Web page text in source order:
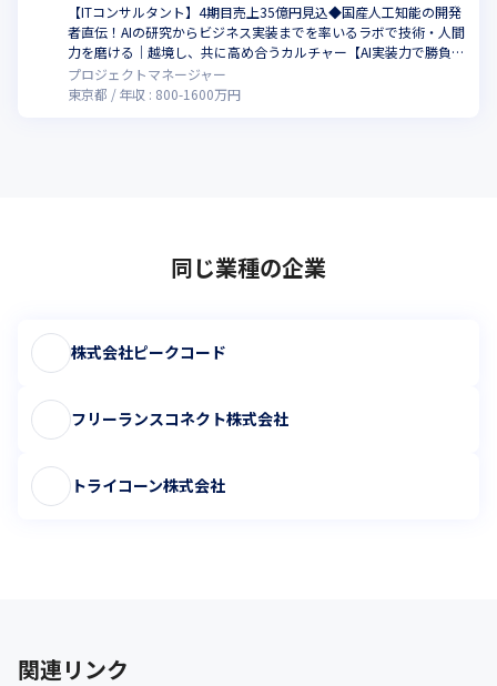
【ITコンサルタント】4期目売上35億円見込◆国産人工知能の開発
者直伝！AIの研究からビジネス実装までを率いるラボで技術・人間
力を磨ける｜越境し、共に高め合うカルチャー【AI実装力で勝負す
るAIインテグレーター】
プロジェクトマネージャー
東京都
年収 : 800-1600万円
同じ業種の企業
株式会社ピークコード
フリーランスコネクト株式会社
トライコーン株式会社
関連リンク